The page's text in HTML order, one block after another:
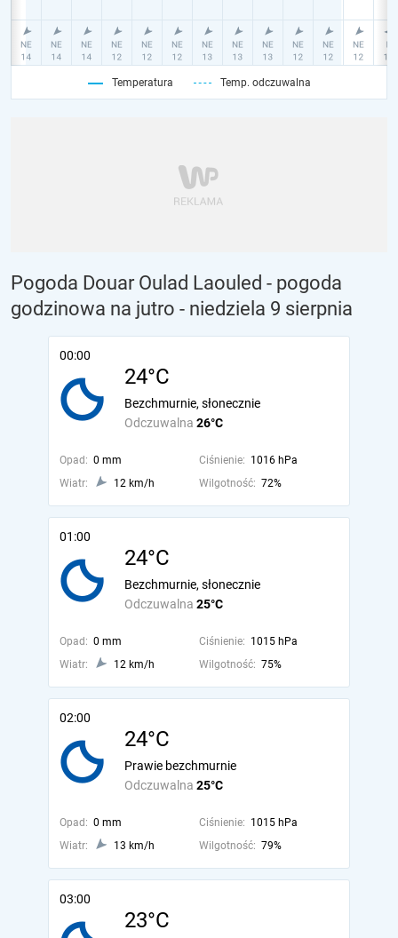
Temperatura Temp. odczuwalna
Pogoda Douar Oulad Laouled - pogoda
godzinowa na jutro - niedziela 9 sierpnia
00:00
24°C
Odczuwalna 26°C
Bezchmurnie, słonecznie
Opad: 0 mm Ciśnienie: 1016 hPa
Wiatr:
12 km/h Wilgotność: 72%
01:00
24°C
Odczuwalna 25°C
Bezchmurnie, słonecznie
Opad: 0 mm Ciśnienie: 1015 hPa
Wiatr:
12 km/h Wilgotność: 75%
02:00
24°C
Odczuwalna 25°C
Prawie bezchmurnie
Opad: 0 mm Ciśnienie: 1015 hPa
Wiatr:
13 km/h Wilgotność: 79%
03:00
23°C